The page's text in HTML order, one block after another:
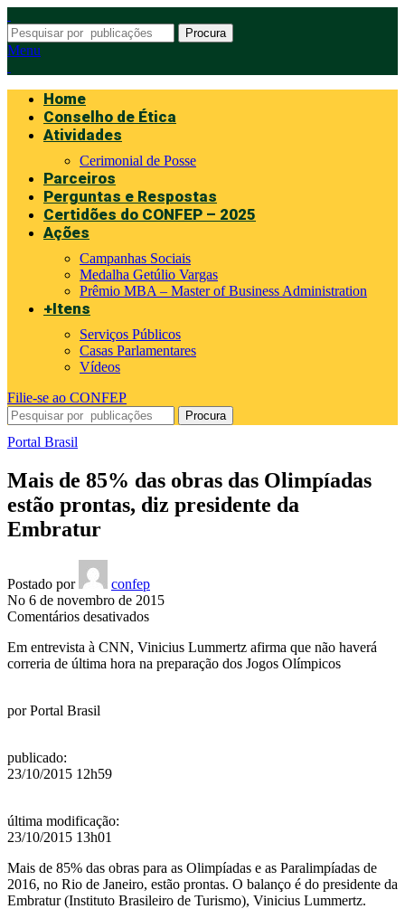
Procura
Menu
Home
Conselho de Ética
Atividades
Cerimonial de Posse
Parceiros
Perguntas e Respostas
Certidões do CONFEP – 2025
Ações
Campanhas Sociais
Medalha Getúlio Vargas
Prêmio MBA – Master of Business Administration
+Itens
Serviços Públicos
Casas Parlamentares
Vídeos
Filie-se ao CONFEP
Procura
Portal Brasil
Mais de 85% das obras das Olimpíadas
estão prontas, diz presidente da
Embratur
Postado por
confep
No 6 de novembro de 2015
Comentários desativadosem
de
85%
Em entrevista à CNN, Vinicius Lummertz afirma que não haverá
correria de última hora na preparação dos Jogos Olímpicos
porPortal Brasil
publicado:
23/10/2015 12h59
última modificação:
23/10/2015 13h01
Mais de 85% das obras para as Olimpíadas e as Paralimpíadas de
2016, no Rio de Janeiro, estão prontas. O balanço é do presidente da
Embratur (Instituto Brasileiro de Turismo), Vinicius Lummertz.